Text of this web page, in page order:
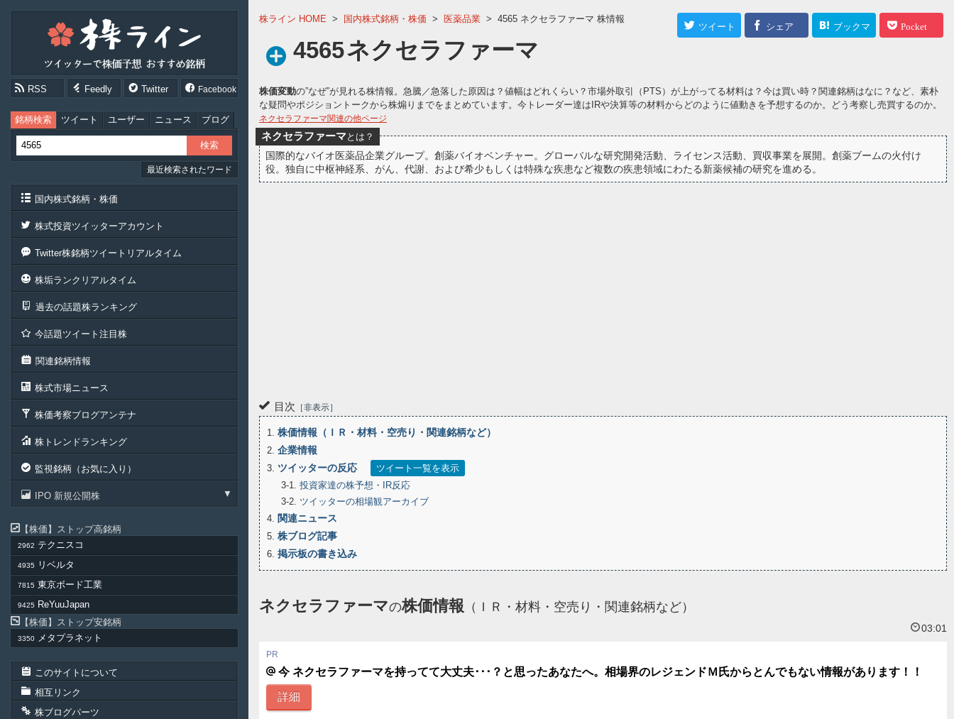
RSS Feedly Twitter Facebook
銘柄検索 ツイート ユーザー ニュース ブログ
最近検索されたワード
国内株式銘柄・株価
株式投資ツイッターアカウント
Twitter株銘柄ツイートリアルタイム
株垢ランクリアルタイム
過去の話題株ランキング
今話題ツイート注目株
関連銘柄情報
株式市場ニュース
株価考察ブログアンテナ
株トレンドランキング
監視銘柄（お気に入り）
IPO 新規公開株
株価 ストップ高銘柄
2962 テクニスコ
4935 リベルタ
7815 東京ボード工業
9425
ReYuuJapan
株価
ストップ安銘柄
3350 メタプラネット
このサイトについて
相互リンク
株ブログパーツ
株ライン HOME > 国内株式銘柄・株価 > 医薬品業 > 4565 ネクセラファーマ 株情報
ツイート シェア ブックマ Pocket
4565ネクセラファーマ
株価変動の”なぜ”が見れる株情報。急騰／急落した原因は？値幅はどれくらい？市場外取引（PTS）が上がってる材料は？今は買い時？関連銘柄はなに？など、素朴
な疑問やポジショントークから株煽りまでをまとめています。今トレーダー達はIRや決算等の材料からどのように値動きを予想するのか。どう考察し売買するのか。
ネクセラファーマ関連の他ページ
ネクセラファーマとは？
国際的なバイオ医薬品企業グループ。創薬バイオベンチャー。グローバルな研究開発活動、ライセンス活動、買収事業を展開。創薬ブームの火付け
役。独自に中枢神経系、がん、代謝、および希少もしくは特殊な疾患など複数の疾患領域にわたる新薬候補の研究を進める。
目次 非表示
1 株価情報（ＩＲ・材料・空売り・関連銘柄など）
2 企業情報
3 ツイッターの反応
ツイート一覧を表示
3-1 投資家達の株予想・IR反応
3-2 ツイッターの相場観アーカイブ
4
関連ニュース
5 株ブログ記事
6 掲示板の書き込み
ネクセラファーマの株価情報 （ＩＲ・材料・空売り・関連銘柄など）
03:01
今 ネクセラファーマを持ってて大丈夫･･･？と思ったあなたへ。相場界のレジェンドＭ氏からとんでもない情報があります！！
詳細